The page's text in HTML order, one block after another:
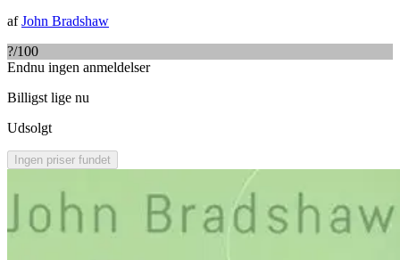
afJohn Bradshaw
?/100
Endnu ingen anmeldelser
Billigst lige nu
Udsolgt
Ingen priser fundet